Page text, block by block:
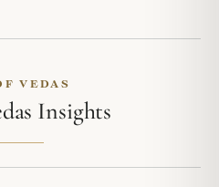
VEDAS
Insights